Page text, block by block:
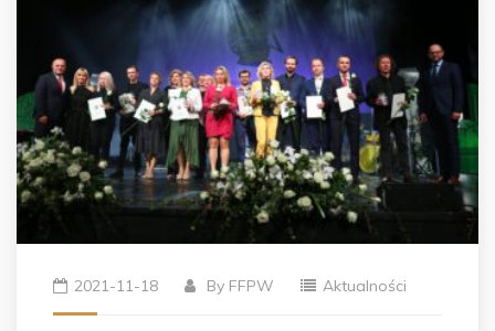
2021-11-18 By FFPW Aktualności